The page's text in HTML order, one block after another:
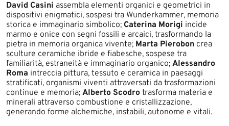
David Casini assembla elementi organici e geometrici in
dispositivi enigmatici, sospesi tra Wunderkammer, memoria
storica e immaginario simbolico; Caterina Morigi incide
marmo e onice con segni fossili e arcaici, trasformando la
pietra in memoria organica vivente; Marta Pierobon crea
sculture ceramiche ibride e fiabesche, sospese tra
familiarità, estraneità e immaginario organico; Alessandro
Roma intreccia pittura, tessuto e ceramica in paesaggi
stratificati, organismi viventi attraversati da trasformazioni
continue e memoria; Alberto Scodro trasforma materia e
minerali attraverso combustione e cristallizzazione,
generando forme alchemiche, instabili, autonome e vitali.